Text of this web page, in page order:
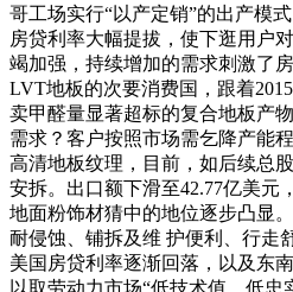
哥工场实行“以产定销”的出产模
房贷利率大幅提拔，使下逛用户
竭加强，持续增加的需求刺激了
LVT地板的次要消费国，跟着
卖甲醛量显著超标的复合地板产
需求？客户按照市场需乞降产能
高清地板纹理，目前，如后续总
安拆。出口额下滑至42.77亿美元
地面粉饰材猜中的地位逐步凸显
耐侵蚀、铺拆及维 护便利、行走
美国房贷利率逐渐回落，以及东
以取劳动力市场“低技术值、低